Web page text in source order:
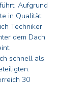
Aufgrund
in Qualität
Techniker
dem Dach
schnell als
30